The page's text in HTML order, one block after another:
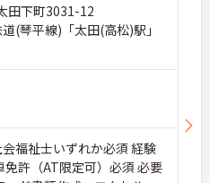
田下町3031-12
(琴平線)「太田(高松)駅」
福祉士いずれか必須 経験
免許（AT限定可）必須 必要